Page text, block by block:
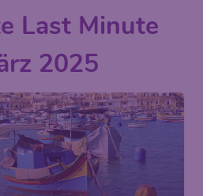
Last Minute
2025